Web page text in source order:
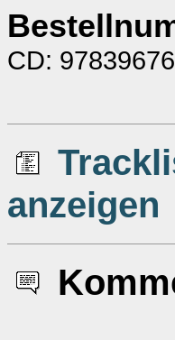
CD:
anzeigen